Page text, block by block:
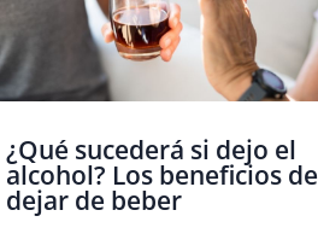
¿Qué sucederá si dejo el
alcohol? Los beneficios de
dejar de beber